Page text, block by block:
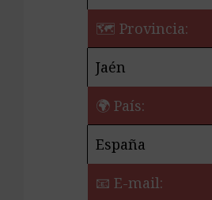
🗺 Provincia:
Jaén
🌍 País:
España
📧 E-mail: